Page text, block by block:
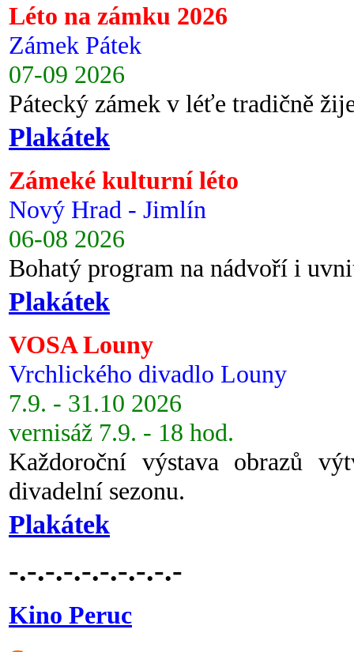
Léto na zámku 2026
Zámek Pátek
07-09 2026
Pátecký zámek v léťe tradičně
Plakátek
Zámeké kulturní léto
Nový Hrad - Jimlín
06-08 2026
Bohatý program na nádvoří i
Plakátek
VOSA Louny
Vrchlického divadlo Louny
7.9. - 31.10 2026
vernisáž 7.9. - 18 hod.
Každoroční výstava obrazů
divadelní sezonu.
Plakátek
-.-.-.-.-.-.-.-.-.-
Kino Peruc